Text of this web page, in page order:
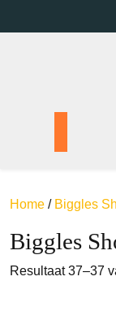
Home / Biggles
Biggles
Resultaat 37–37